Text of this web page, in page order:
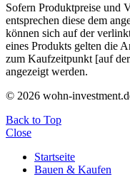
Sofern Produktpreise und
entsprechen diese dem
können sich auf der
eines Produkts gelten die
zum Kaufzeitpunkt [auf
angezeigt werden.
© 2026 wohn-
Back to Top
Close
Startseite
Bauen & Kaufen